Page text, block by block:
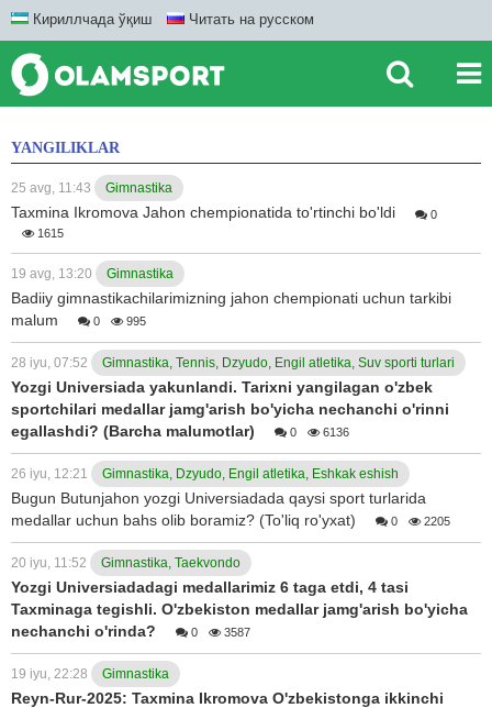
Кириллчада ўқиш Читать на русском
YANGILIKLAR
25 avg, 11:43 Gimnastika
Taxmina Ikromova Jahon chempionatida to'rtinchi bo'ldi
0
1615
19 avg, 13:20 Gimnastika
Badiiy gimnastikachilarimizning jahon chempionati uchun tarkibi
malum
0 995
28 iyu, 07:52 Gimnastika, Tennis, Dzyudo, Engil atletika, Suv sporti turlari
Yozgi Universiada yakunlandi. Tarixni yangilagan o'zbek
sportchilari medallar jamg'arish bo'yicha nechanchi o'rinni
egallashdi? (Barcha malumotlar)
0 6136
26 iyu, 12:21 Gimnastika, Dzyudo, Engil atletika, Eshkak eshish
Bugun Butunjahon yozgi Universiadada qaysi sport turlarida
medallar uchun bahs olib boramiz? (To'liq ro'yxat)
0 2205
20 iyu, 11:52 Gimnastika, Taekvondo
Yozgi Universiadadagi medallarimiz 6 taga etdi, 4 tasi
Taxminaga tegishli. O'zbekiston medallar jamg'arish bo'yicha
nechanchi o'rinda?
0 3587
19 iyu, 22:28 Gimnastika
Reyn-Rur-2025: Taxmina Ikromova O'zbekistonga ikkinchi